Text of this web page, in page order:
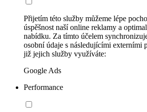
Přijetím této služby můžeme lépe
úspěšnost naší online reklamy a
nabídku. Za tímto účelem
osobní údaje s následujícími externími
již jejich služby využíváte:
Google Ads
Performance